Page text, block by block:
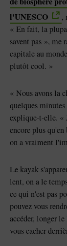
l'UNESCO
,
« En fait, la
savent pas », me
capitale au
plutôt cool. »
« Nous avons la
quelques
explique-t-elle. «
encore plus qu'en
on a vraiment
Le kayak
lent, on a le
ce qui n'est pas
pouvez vous
accéder, longer
vous cacher